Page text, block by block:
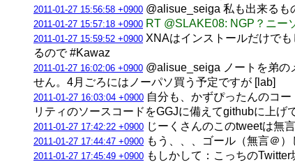
2011-01-27 15:56:58 +0900 @alisue_seiga 私も出来るも
2011-01-27 15:57:18 +0900 RT @SLAKE08: NGP？ニー
2011-01-27 15:59:52 +0900 XNAはインストールだけで
るので #Kawaz
2011-01-27 16:02:06 +0900 @alisue_seiga ノートを弟の
せん。4月ごろにはノーパソ買う予定ですが [lab]
2011-01-27 16:03:04 +0900 自分も、かずぴったんのコ
リティのソースコードをGGJに備えてgithubに上げ
2011-01-27 17:42:22 +0900 じーくさんのこのtweetは無
2011-01-27 17:44:47 +0900 もう、、、ゴール（無言＠
2011-01-27 17:45:49 +0900 もしかして：こっちの